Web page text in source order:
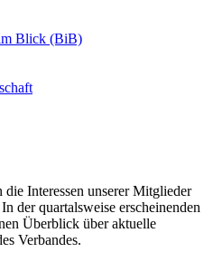
Blick (BiB)
Interessen unserer Mitglieder
der quartalsweise erscheinenden
Überblick über aktuelle
Verbandes.